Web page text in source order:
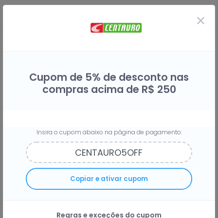
Compre na Centauro e receba
do seu dinheiro de volta
Cupom de 5% de desconto nas
compras acima de R$ 250
Insira o cupom abaixo na página de pagamento:
Copiar e ativar cupom
Regras e exceções do cupom